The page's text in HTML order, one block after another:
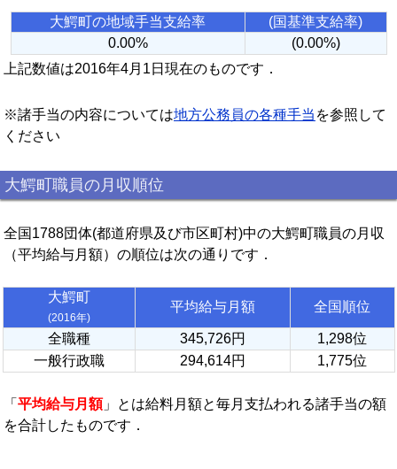
大鰐町の地域手当支給率
(国基準支給率)
0.00%
(0.00%)
上記数値は2016年4月1日現在のものです．
※諸手当の内容については地方公務員の各種手当 を参照して
ください
大鰐町職員の月収順位
全国1788団体(都道府県及び市区町村)中の大鰐町職員の月収
（平均給与月額）の順位は次の通りです．
大鰐町
(2016年)
平均給与月額 全国順位
全職種 345,726円
1,298位
一般行政職
294,614円 1,775位
「 平均給与月額」とは給料月額と毎月支払われる諸手当の額
を合計したものです．